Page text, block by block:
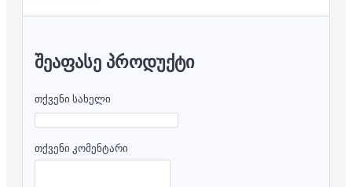
ᲨᲔᲐᲤᲐᲡᲔ ᲞᲠᲝᲓᲣᲥᲢᲘ
თქვენი სახელი
თქვენი კომენტარი